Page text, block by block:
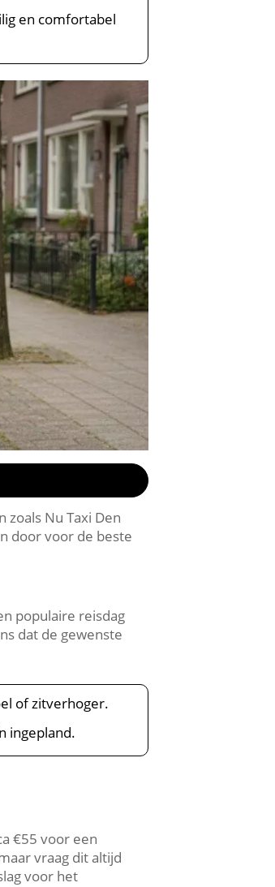
en comfortabel
Nu Taxi Den
door voor de beste
populaire reisdag
dat de gewenste
of zitverhoger.
ingepland.
€55 voor een
vraag dit altijd
voor het